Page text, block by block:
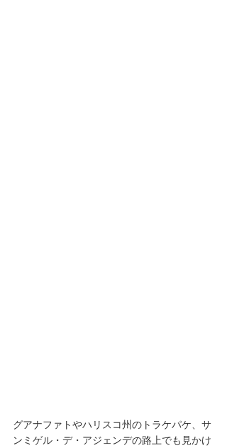
グアナファトやハリスコ州のトラケパケ、サ
ンミゲル・デ・アジェンデの路上でも見かけ